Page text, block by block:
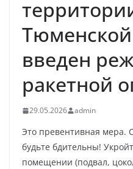
введен
ракетной
29.05.2026 admin
Это превентивная мера.
будьте бдительны!
помещении (подвал,